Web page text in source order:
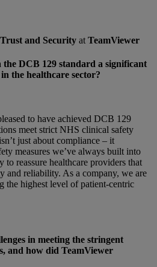
and Security at TeamViewer
DCB 129 standard a significant
the healthcare sector?
to have achieved DCB 129
meet strict NHS clinical safety
just about compliance – it
measures we’ve always built into
reassure healthcare providers that
and reliability. As a company, we are
the highest level of patient-centric
in meeting the stringent
and how did TeamViewer